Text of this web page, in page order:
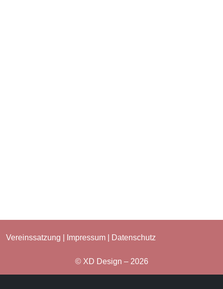
Vereinssatzung Impressum Datenschutz
© XD Design – 2026